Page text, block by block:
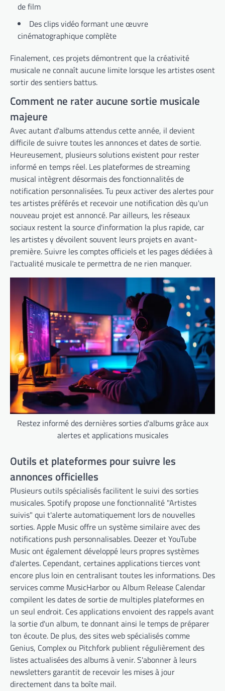
de film
Des clips vidéo formant une œuvre
cinématographique complète
Finalement, ces projets démontrent que la créativité
musicale ne connaît aucune limite lorsque les artistes osent
sortir des sentiers battus.
Comment ne rater aucune sortie musicale
majeure
Avec autant d'albums attendus cette année, il devient
difficile de suivre toutes les annonces et dates de sortie.
Heureusement, plusieurs solutions existent pour rester
informé en temps réel. Les plateformes de streaming
musical intègrent désormais des fonctionnalités de
notification personnalisées. Tu peux activer des alertes pour
tes artistes préférés et recevoir une notification dès qu'un
nouveau projet est annoncé. Par ailleurs, les réseaux
sociaux restent la source d'information la plus rapide, car
les artistes y dévoilent souvent leurs projets en avant-
première. Suivre les comptes officiels et les pages dédiées à
l'actualité musicale te permettra de ne rien manquer.
Restez informé des dernières sorties d'albums grâce aux
alertes et applications musicales
Outils et plateformes pour suivre les
annonces officielles
Plusieurs outils spécialisés facilitent le suivi des sorties
musicales. Spotify propose une fonctionnalité "Artistes
suivis" qui t'alerte automatiquement lors de nouvelles
sorties. Apple Music offre un système similaire avec des
notifications push personnalisables. Deezer et YouTube
Music ont également développé leurs propres systèmes
d'alertes. Cependant, certaines applications tierces vont
encore plus loin en centralisant toutes les informations. Des
services comme MusicHarbor ou Album Release Calendar
compilent les dates de sortie de multiples plateformes en
un seul endroit. Ces applications envoient des rappels avant
la sortie d'un album, te donnant ainsi le temps de préparer
ton écoute. De plus, des sites web spécialisés comme
Genius, Complex ou Pitchfork publient régulièrement des
listes actualisées des albums à venir. S'abonner à leurs
newsletters garantit de recevoir les mises à jour
directement dans ta boîte mail.